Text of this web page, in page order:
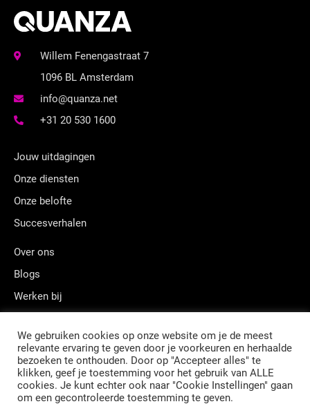
Willem Fenengastraat 7
1096 BL Amsterdam
info@quanza.net
+31 20 530 1600
Jouw uitdagingen
Onze diensten
Onze belofte
Succesverhalen
Over ons
Blogs
Werken bij
Postadres: Postbus 12248, 1100 AE, Amsterdam
Kamer van Koophandel Amsterdam: 34160592
BTW nummer: NL810302202B01
We gebruiken cookies op onze website om je de meest
relevante ervaring te geven door je voorkeuren en herhaalde
bezoeken te onthouden. Door op "Accepteer alles" te
klikken, geef je toestemming voor het gebruik van ALLE
cookies. Je kunt echter ook naar "Cookie Instellingen" gaan
om een gecontroleerde toestemming te geven.